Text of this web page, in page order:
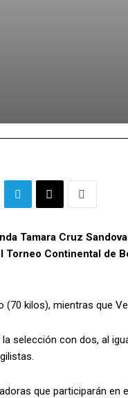
Tamara Cruz
Continental de
kilos), mientras que
selección con dos, al
que participarán en